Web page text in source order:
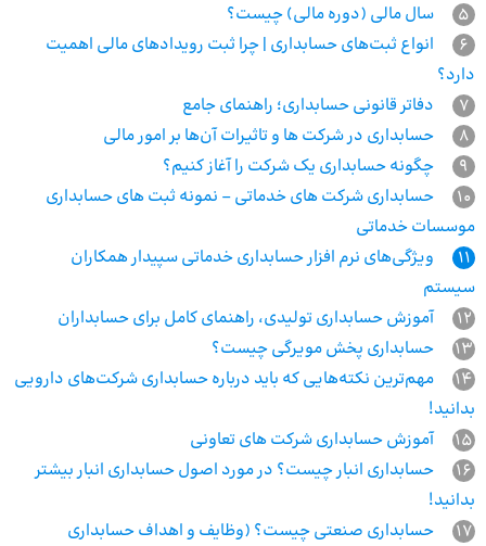
5
سال مالی (دوره مالی) چیست؟
6
انواع ثبت‌های حسابداری | چرا ثبت رویدادهای مالی اهمیت
دارد؟
7
دفاتر قانونی حسابداری؛ راهنمای جامع
8
حسابداری در شرکت ها و تاثیرات آن‌ها بر امور مالی
9
چگونه حسابداری یک شرکت را آغاز کنیم؟
10
حسابداری شرکت های خدماتی – نمونه ثبت های حسابداری
موسسات خدماتی
11
ویژگی‌های نرم افزار حسابداری خدماتی سپیدار همکاران
سیستم
12
آموزش حسابداری تولیدی، راهنمای کامل برای حسابداران
13
حسابداری پخش مویرگی چیست؟
14
مهم‌ترین نکته‌هایی که باید درباره حسابداری شرکت‌های دارویی
بدانید!
15
آموزش حسابداری شرکت های تعاونی
16
حسابداری انبار چیست؟ در مورد اصول حسابداری انبار بیشتر
بدانید!
17
حسابداری صنعتی چیست؟ (وظایف و اهداف حسابداری